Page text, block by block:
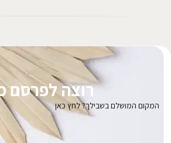
רוצה לפרסם
המקום המושלם בשבילך? לחץ כאן